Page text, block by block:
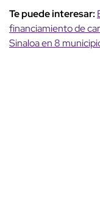
Te puede interesar:
financiamiento de
Sinaloa en 8